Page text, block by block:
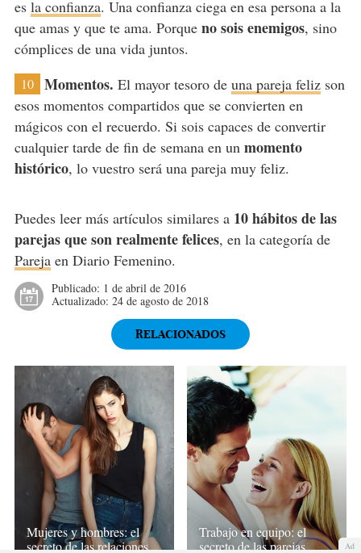
es la confianza. Una confianza ciega en esa persona a la
que amas y que te ama. Porque no sois enemigos, sino
cómplices de una vida juntos.
10 Momentos. El mayor tesoro de una pareja felizson
esos momentos compartidos que se convierten en
mágicos con el recuerdo. Si sois capaces de convertir
cualquier tarde de fin de semana en un momento
histórico, lo vuestro será una pareja muy feliz.
Puedes leer más artículos similares a 10 hábitos de las
parejas que son realmente felices, en la categoría de
Parejaen Diario Femenino.
Publicado: 1 de abril de 2016
Actualizado: 24 de agosto de 2018
RELACIONADOS
Mujeres y hombres: el
secreto de las relaciones
Trabajo en equipo: el
secreto de las parejas
Ad